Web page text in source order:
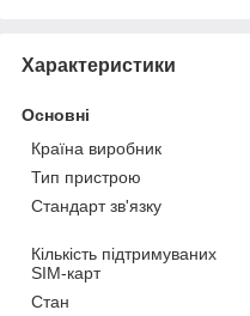
Характеристики
Основні
Країна виробник
Тип пристрою
Стандарт зв'язку
Кількість підтримуваних
SIM-карт
Стан